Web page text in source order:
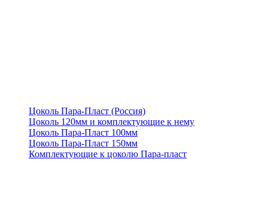
Цоколь Пара-Пласт (Россия)
Цоколь 120мм и комплектующие к нему
Цоколь Пара-Пласт 100мм
Цоколь Пара-Пласт 150мм
Комплектующие к цоколю Пара-пласт